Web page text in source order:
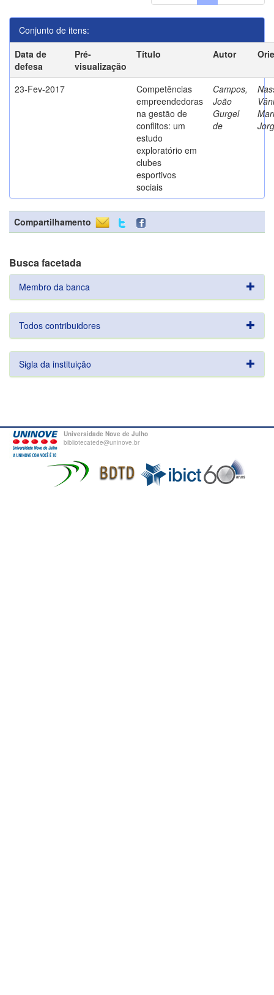
Conjunto de itens:
Data de
defesa
Pré-
visualização
Título Autor
23-Fev-2017
Competências
empreendedoras
na gestão de
conflitos: um
estudo
exploratório em
clubes
esportivos
sociais
Campos,
João
Gurgel
de
Compartilhamento
Busca facetada
Membro da banca
Todos contribuidores
Sigla da instituição
Universidade Nove de Julho
bibliotecatede@uninove.br